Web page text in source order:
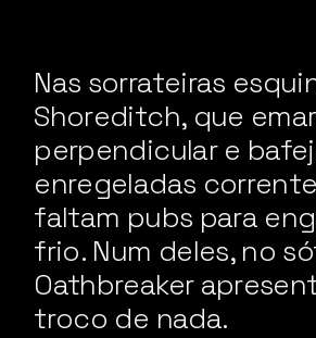
Nas sorrateiras
Shoreditch, que
perpendicular e
enregeladas
faltam pubs para
frio. Num deles, no
Oathbreaker
troco de nada.